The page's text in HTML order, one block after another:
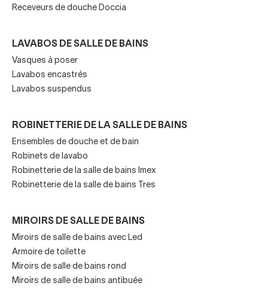
leur durabilité:
ont 120 émetteurs de lumière par mètre linéaire. Cela
permet d'obtenir une lumière plus intense sans que
cadre en aluminium dans leurs miroirs. De cette
manière, la lumière est plus homogène et la chaleur
Ils sont tous équipés d'un système de sécurité
Ils sont envoyés dans un emballage de protection
maximale afin qu'ils ne soient pas endommagés
pendant le transport.
Receveurs de douche Doccia
LAVABOS DE SALLE DE BAINS
Vasques à poser
Lavabos encastrés
Lavabos suspendus
ROBINETTERIE DE LA SALLE DE BAINS
Ensembles de douche et de bain
Robinets de lavabo
Robinetterie de la salle de bains Imex
Robinetterie de la salle de bains Tres
MIROIRS DE SALLE DE BAINS
Miroirs de salle de bains avec Led
Armoire de toilette
Miroirs de salle de bains rond
Miroirs de salle de bains antibuée